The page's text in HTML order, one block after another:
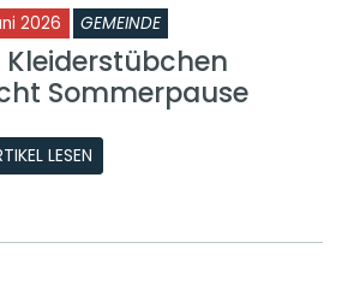
2026 GEMEINDE
Kleiderstübchen
Sommerpause
LESEN